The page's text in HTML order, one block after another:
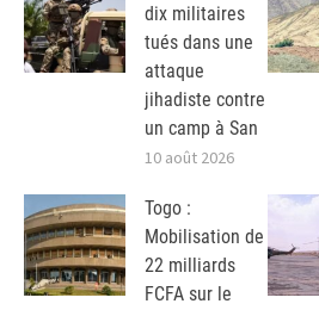
dix militaires
tués dans une
attaque
jihadiste contre
un camp à San
10 août 2026
Togo :
Mobilisation de
22 milliards
FCFA sur le